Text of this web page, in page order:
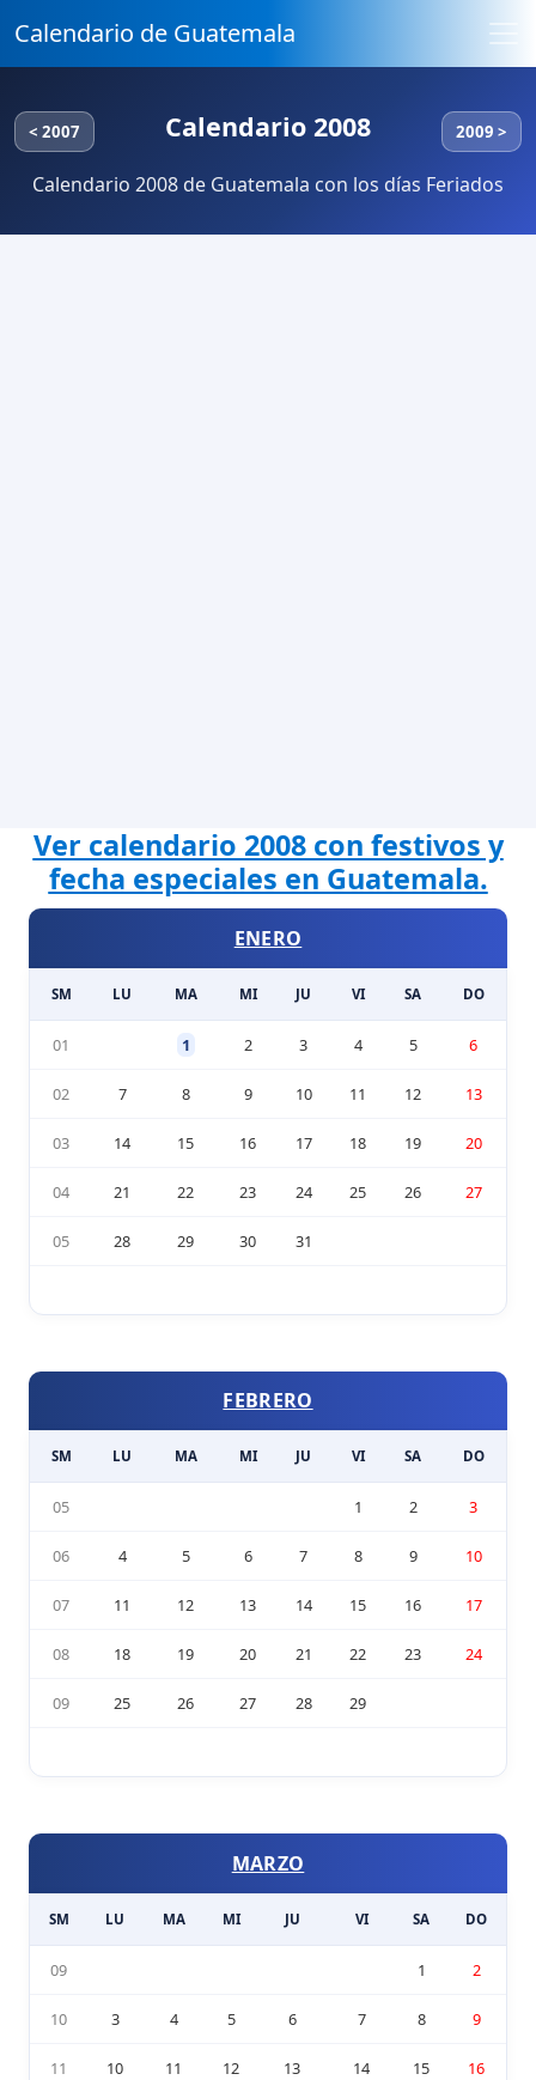
Calendario de Guatemala
< 2007 Calendario 2008 2009 >
Calendario 2008 de Guatemala con los días Feriados
Ver calendario 2008 con festivos y
fecha especiales en Guatemala.
ENERO
SM LU MA MI JU VI SA DO
01 1 2 3 4 5 6
02 7 8 9 10 11 12 13
03 14 15 16 17 18 19 20
04 21 22 23 24 25 26 27
05 28 29 30 31
FEBRERO
SM LU MA MI JU VI SA DO
05 1 2 3
06 4 5 6 7 8 9 10
07 11 12 13 14 15 16 17
08 18 19 20 21 22 23 24
09 25 26 27 28 29
MARZO
SM LU MA MI JU VI SA DO
09 1 2
10 3 4 5 6 7 8 9
11 10 11 12 13 14 15 16